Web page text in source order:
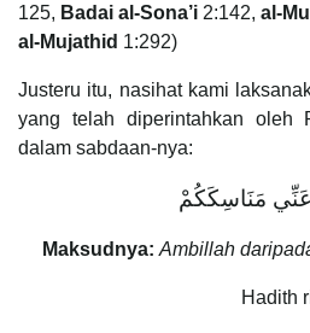
125, Badai al-Sona’i 2:142, al-
al-Mujathid 1:292)
Justeru itu, nasihat kami
yang telah diperintahkan oleh
dalam sabdaan-nya:
مَنَاسِكَكُمْ
Maksudnya: Ambillah
Hadith